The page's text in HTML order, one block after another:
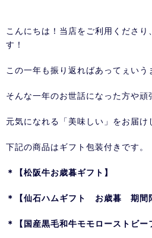
こんにちは！当店をご利用くださり
す！
この一年も振り返ればあってぇいう
そんな一年のお世話になった方や頑
元気になれる「美味しい」をお届け
下記の商品はギフト包装付きです。
＊【松阪牛お歳暮ギフト】
＊【仙石ハムギフト お歳暮 期間
＊【国産黒毛和牛モモローストビー